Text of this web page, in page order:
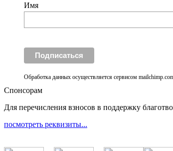
Имя
Обработка данных осуществляется сервисом
Спонсорам
Для перечисления взносов в поддержку
посмотреть реквизиты...